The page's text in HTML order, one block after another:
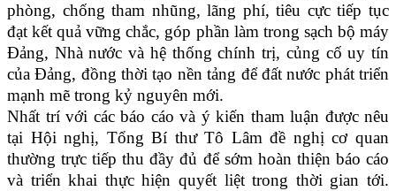
phòng, chống tham nhũng, lãng phí, tiêu cực tiếp tục
đạt kết quả vững chắc, góp phần làm trong sạch bộ máy
Đảng, Nhà nước và hệ thống chính trị, củng cố uy tín
của Đảng, đồng thời tạo nền tảng để đất nước phát triển
mạnh mẽ trong kỷ nguyên mới.
Nhất trí với các báo cáo và ý kiến tham luận được nêu
tại Hội nghị, Tổng Bí thư Tô Lâm đề nghị cơ quan
thường trực tiếp thu đầy đủ để sớm hoàn thiện báo cáo
và triển khai thực hiện quyết liệt trong thời gian tới.